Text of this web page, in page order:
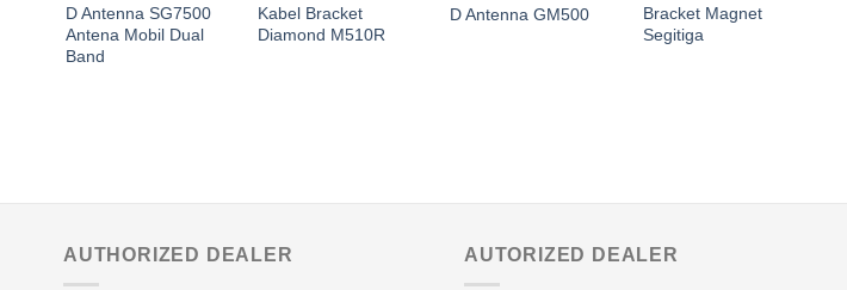
D Antenna SG7500
Antena Mobil Dual
Band
Kabel Bracket
Diamond M510R
D Antenna GM500
Bracket Magnet
Segitiga
AUTHORIZED DEALER AUTORIZED DEALER